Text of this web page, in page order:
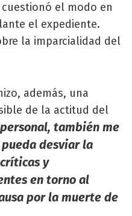
el modo en
el expediente.
la imparcialidad del
además, una
de la actitud del
también me
desviar la
y
en torno al
por la muerte de